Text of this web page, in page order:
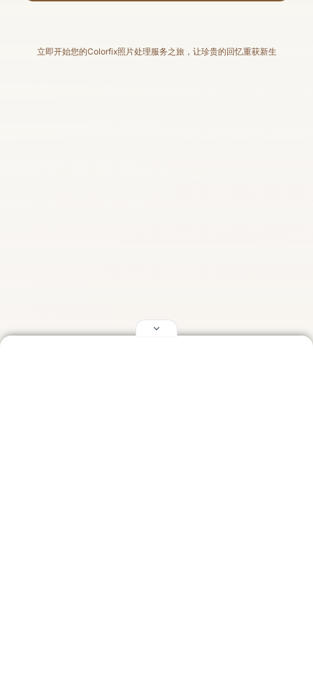
立即开始您的Colorfix照片处理服务之旅，让珍贵的回忆重获新生